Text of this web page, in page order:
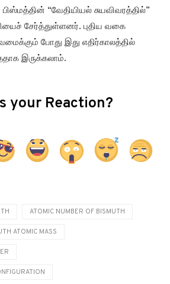
“வேதியியல் சுயவிவரத்தில்”
சேர்த்துள்ளனர். புதிய வகை
போது இது எதிர்காலத்தில்
இருக்கலாம்.
your Reaction?
ATOMIC NUMBER OF BISMUTH
ATOMIC MASS